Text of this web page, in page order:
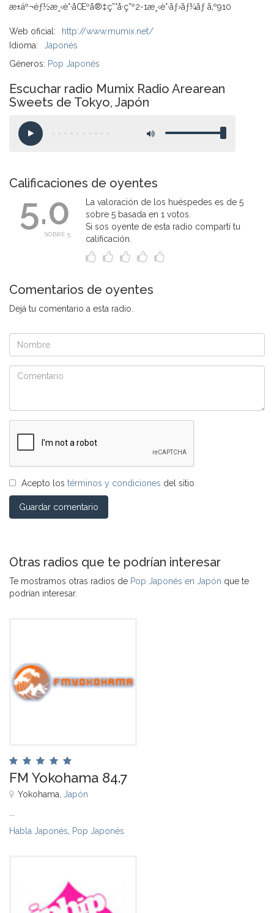
æ±äº¬éƒ½æ¸‹è°·åŒºå®‡ç”°å·ç”º2-1æ¸‹è°·ãƒ›ãƒ¼ãƒ ã‚º910
Web oficial:
http://www.mumix.net/
Idioma:
Japonés
Géneros: Pop Japonés
Escuchar radio Mumix Radio Arearean
Sweets de Tokyo, Japón
Calificaciones de oyentes
5.0
SOBRE 5
La valoración de los huéspedes es de 5
sobre 5 basada en 1 votos.
Si sos oyente de esta radio compartí tu
calificación.
Comentarios de oyentes
Dejá tu comentario a esta radio.
Acepto los términos y condiciones del sitio
Guardar comentario
Otras radios que te podrían interesar
Te mostramos otras radios de Pop Japonés en Japón que te
podrían interesar.
FM Yokohama 84.7
Yokohama, Japón
Habla Japonés Pop Japonés